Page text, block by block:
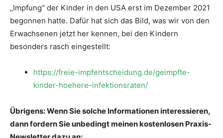
„Impfung“ der Kinder in den USA erst im Dezember 2021
begonnen hatte. Dafür hat sich das Bild, was wir von den
Erwachsenen jetzt her kennen, bei den Kindern
besonders rasch eingestellt:
https://freie-impfentscheidung.de/geimpfte-
kinder-hoehere-infektionsraten/
Übrigens: Wenn Sie solche Informationen interessieren,
dann fordern Sie unbedingt meinen kostenlosen Praxis-